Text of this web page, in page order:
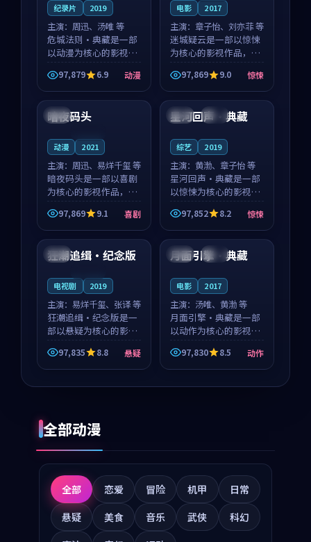
纪录片 2019
主演： 周迅、汤唯 等
危城法则·典藏是一部
以动漫为核心的影视作
品，围绕危机、反转与
人物成长展开，整体节
奏紧凑，值得推荐观
看。
97,879 6.9 动漫
电影 2017
主演： 章子怡、刘亦菲 等
迷城疑云是一部以惊悚
为核心的影视作品，围
绕危机、反转与人物成
长展开，整体节奏紧
凑，值得推荐观看。
97,869 9.0 惊悚
日本
暗夜码头
动漫 2021
主演： 周迅、易烊千玺 等
暗夜码头是一部以喜剧
为核心的影视作品，围
绕危机、反转与人物成
长展开，整体节奏紧
凑，值得推荐观看。
97,869 9.1 喜剧
泰国 热播
星河回声·典藏
综艺 2019
主演： 黄渤、章子怡 等
星河回声·典藏是一部
以惊悚为核心的影视作
品，围绕危机、反转与
人物成长展开，整体节
奏紧凑，值得推荐观
看。
97,852 8.2 惊悚
中国
狂潮追缉·纪念版
电视剧 2019
主演： 易烊千玺、张译 等
狂潮追缉·纪念版是一
部以悬疑为核心的影视
作品，围绕危机、反转
与人物成长展开，整体
节奏紧凑，值得推荐观
97,835 8.8 悬疑
中国 完结
月面引擎·典藏
电影 2017
主演： 汤唯、黄渤 等
月面引擎·典藏是一部
以动作为核心的影视作
品，围绕危机、反转与
人物成长展开，整体节
奏紧凑，值得推荐观
97,830 8.5 动作
全部动漫
全部 恋爱 冒险 机甲
日常
悬疑
美食 音乐 武侠
科幻